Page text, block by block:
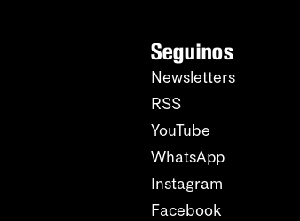
Seguinos
Newsletters
RSS
YouTube
WhatsApp
Instagram
Facebook